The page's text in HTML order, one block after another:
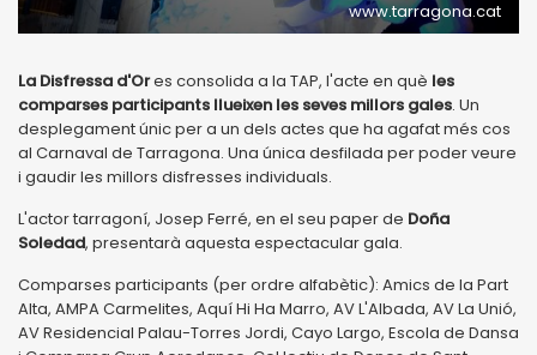
www.tarragona.cat
La Disfressa d'Ores consolida a la TAP, l'acte en què les
comparses participants llueixen les seves millors gales. Un
desplegament únic per a un dels actes que ha agafat més cos
al Carnaval de Tarragona. Una única desfilada per poder veure
i gaudir les millors disfresses individuals.
L'actor tarragoní, Josep Ferré, en el seu paper de Doña
Soledad, presentarà aquesta espectacular gala.
Comparses participants (per ordre alfabètic): Amics de la Part
Alta, AMPA Carmelites, Aquí Hi Ha Marro, AV L'Albada, AV La Unió,
AV Residencial Palau-Torres Jordi, Cayo Largo, Escola de Dansa